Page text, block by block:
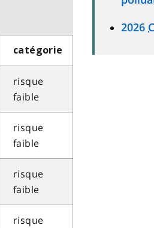
catégorie
risque
faible
risque
faible
risque
faible
risque
2026